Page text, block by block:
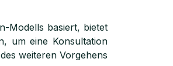
Modells basiert, bietet
um eine Konsultation
weiteren Vorgehens